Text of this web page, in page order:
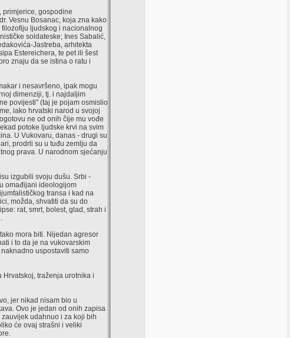
primjerice, gospodine
Vesnu Bosanac, koja zna kako
ljudskog i nacionalnog
soldateske; Ines Sabalić,
Jastreba, arhitekta
Estereichera, te pet ili šest
znaju da se istina o ratu i
i nesavršeno, ipak mogu
dimenziji, tj. i najdaljim
povijesti" (taj je pojam osmislio
iako hrvatski narod u svojoj
ne od onih čije mu vođe
potoke ljudske krvi na svim
U Vukovaru, danas - drugi su
prodrli su u tuđu zemlju da
prava. U narodnom sjećanju
izgubili svoju dušu. Srbi -
omađijani ideologijom
transa i kad na
možda, shvatiti da su do
rat, smrt, bolest, glad, strah i
mora biti. Nijedan agresor
i to da je na vukovarskim
uspostaviti samo
traženja urotnika i
jer nikad nisam bio u
Ovo je jedan od onih zapisa
udahnuo i za koji bih
će ovaj strašni i veliki